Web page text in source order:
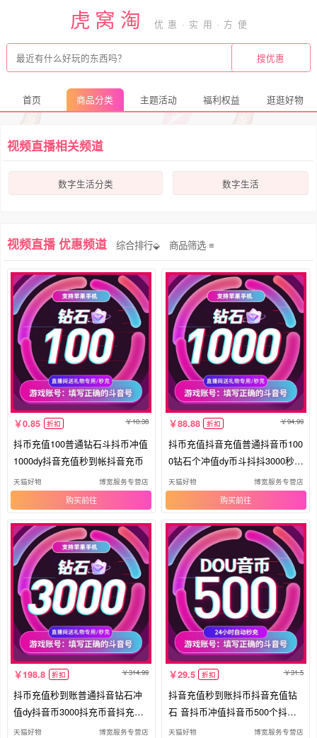
虎窝淘
首页 商品分类 主题活动 福利权益 逛逛好物
视频直播相关频道
数字生活分类 数字生活
视频直播 优惠频道 综合排行⬙ 商品筛选
0.85 折扣 10.38
抖币充值100普通钻石斗抖币冲值
1000dy抖音充值秒到帐抖音充币
天猫好物 博宽服务专营店
购买
88.88 折扣 94.99
抖币充值抖音充值普通抖音币100
0钻石个冲值dy币斗抖抖3000秒到
账
天猫好物 博宽服务专营店
购买
198.8 折扣 314.99
抖币充值秒到账普通抖音钻石冲
值dy抖音币3000抖充币音抖充币3
00
天猫好物 博宽服务专营店
29.5 折扣 31.5
抖音充值秒到账抖币抖音充值钻
石 音抖币冲值抖音币500个抖抖
充币
天猫好物 博宽服务专营店